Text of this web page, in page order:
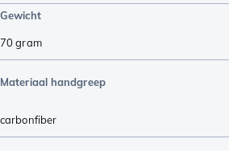
Gewicht
70gram
Materiaal handgreep
carbonfiber